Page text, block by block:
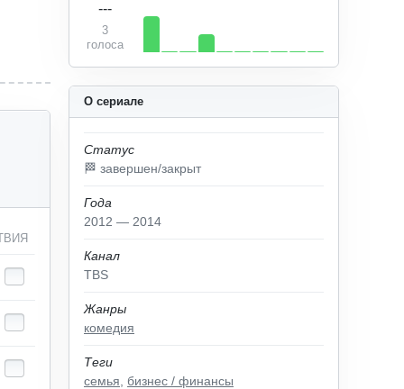
О сериале
Статус
🏁 завершен/закрыт
Года
2012 — 2014
Канал
TBS
Жанры
комедия
Теги
семья бизнес / финансы
---
3
голоса